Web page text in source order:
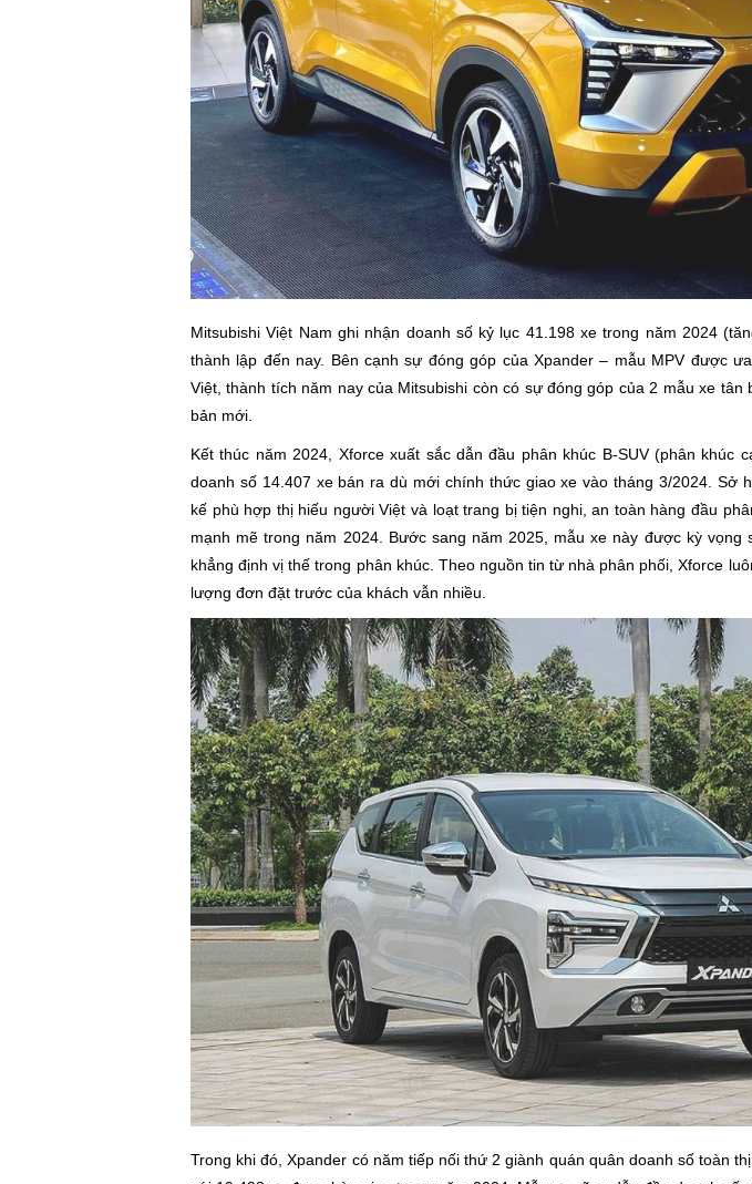
Mitsubishi Việt Nam ghi nhận doanh số kỷ lục 41.198 xe trong năm 2024
thành lập đến nay. Bên cạnh sự đóng góp của Xpander – mẫu MPV được
Việt, thành tích năm nay của Mitsubishi còn có sự đóng góp của 2 mẫu xe tân
bản mới.
Kết thúc năm 2024, Xforce xuất sắc dẫn đầu phân khúc B-SUV (phân khúc
doanh số 14.407 xe bán ra dù mới chính thức giao xe vào tháng 3/2024. Sở
kế phù hợp thị hiếu người Việt và loạt trang bị tiện nghi, an toàn hàng đầu
mạnh mẽ trong năm 2024. Bước sang năm 2025, mẫu xe này được kỳ vọng
khẳng định vị thế trong phân khúc. Theo nguồn tin từ nhà phân phối, Xforce
lượng đơn đặt trước của khách vẫn nhiều.
Trong khi đó, Xpander có năm tiếp nối thứ 2 giành quán quân doanh số toàn